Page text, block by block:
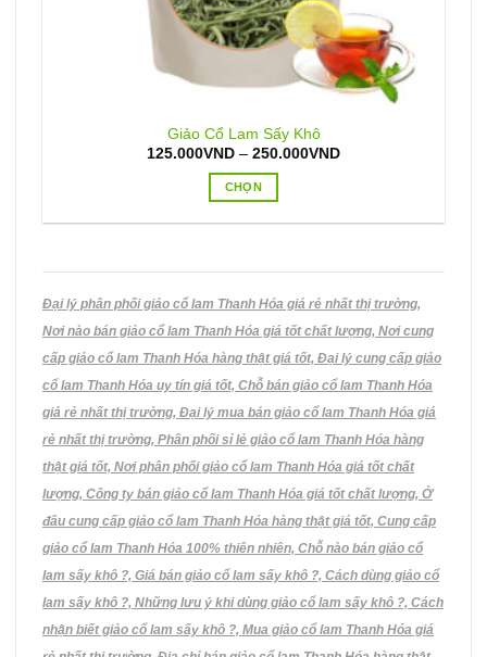
Giảo Cổ Lam Sấy Khô
125.000VND – 250.000VNDKhoảng
250.000VND
CHỌN
nhiều
biến
thể.
tùy
chọn
có
thể
được
trên
trang
sản
phẩm
Đại lý phân phối giảo cổ lam Thanh Hóa giá rẻ nhất thị trường,
Nơi nào bán giảo cổ lam Thanh Hóa giá tốt chất lượng, Nơi cung
cấp giảo cổ lam Thanh Hóa hàng thật giá tốt, Đại lý cung cấp giảo
cổ lam Thanh Hóa uy tín giá tốt, Chỗ bán giảo cổ lam Thanh Hóa
giá rẻ nhất thị trường, Đại lý mua bán giảo cổ lam Thanh Hóa giá
rẻ nhất thị trường, Phân phối sỉ lẻ giảo cổ lam Thanh Hóa hàng
thật giá tốt, Nơi phân phối giảo cổ lam Thanh Hóa giá tốt chất
lượng, Công ty bán giảo cổ lam Thanh Hóa giá tốt chất lượng, Ở
đâu cung cấp giảo cổ lam Thanh Hóa hàng thật giá tốt, Cung cấp
giảo cổ lam Thanh Hóa 100% thiên nhiên, Chỗ nào bán giảo cổ
lam sấy khô ?, Giá bán giảo cổ lam sấy khô ?, Cách dùng giảo cổ
lam sấy khô ?, Những lưu ý khi dùng giảo cổ lam sấy khô ?, Cách
nhận biết giảo cổ lam sấy khô ?, Mua giảo cổ lam Thanh Hóa giá